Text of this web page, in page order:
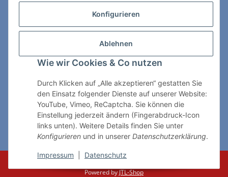
Konfigurieren
Ablehnen
Wie wir Cookies & Co nutzen
Durch Klicken auf „Alle akzeptieren“ gestatten Sie
den Einsatz folgender Dienste auf unserer Website:
YouTube, Vimeo, ReCaptcha. Sie können die
Einstellung jederzeit ändern (Fingerabdruck-Icon
links unten). Weitere Details finden Sie unter
Konfigurieren und in unserer Datenschutzerklärung.
Impressum Datenschutz
ChessWare Schachversand
89264 Weissenhorn
Telefon: 0 7309 / 7999
shop@chessware.de
* Alle Preise inkl. gesetzlicher USt., zzgl.Versand
Powered byJTL-Shop